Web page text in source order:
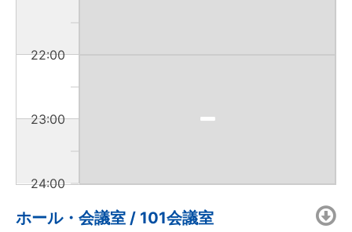
22:00
23:00
24:00
ホール・会議室 / 101会議室